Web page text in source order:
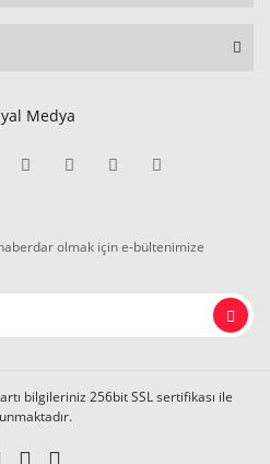
Medya
olmak için e-bültenimize
bilgileriniz 256bit SSL sertifikası ile